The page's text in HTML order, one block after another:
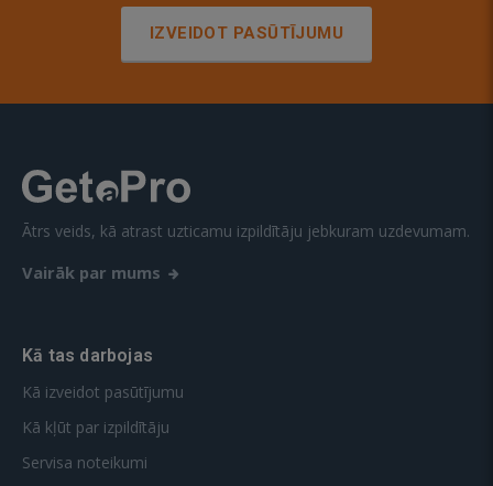
IZVEIDOT PASŪTĪJUMU
Ātrs veids, kā atrast uzticamu izpildītāju jebkuram uzdevumam.
Vairāk par mums
Kā tas darbojas
Kā izveidot pasūtījumu
Kā kļūt par izpildītāju
Servisa noteikumi